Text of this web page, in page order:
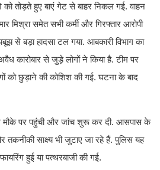
को तोड़ते हुए बाएं गेट से बाहर निकल गई. वाहन
मिश्रा समेत सभी कर्मी और गिरफ्तार आरोपी
से बड़ा हादसा टल गया. आबकारी विभाग का
कारोबार से जुड़े लोगों ने किया है. टीम पर
को छुड़ाने की कोशिश की गई. घटना के बाद
मौके पर पहुंची और जांच शुरू कर दी. आसपास के
तकनीकी साक्ष्य भी जुटाए जा रहे हैं. पुलिस यह
हुई या पत्थरबाजी की गई.